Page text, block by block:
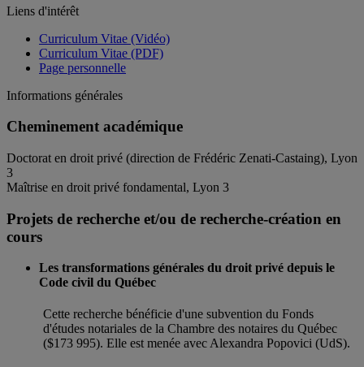
Liens d'intérêt
Curriculum Vitae (Vidéo)
Curriculum Vitae (PDF)
Page personnelle
Informations générales
Cheminement académique
Doctorat en droit privé (direction de Frédéric Zenati-Castaing), Lyon
3
Maîtrise en droit privé fondamental, Lyon 3
Projets de recherche et/ou de recherche-création en
cours
Les transformations générales du droit privé depuis le
Code civil du Québec
Cette recherche bénéficie d'une subvention du Fonds
d'études notariales de la Chambre des notaires du Québec
($173 995). Elle est menée avec Alexandra Popovici (UdS).